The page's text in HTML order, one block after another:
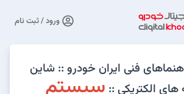
ورود / ثبت نام
فنی ایران خودرو :: شاین
الکتریکی :: سیستم